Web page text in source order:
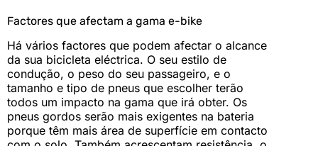
Factores que afectam a gama e-bike
Há vários factores que podem afectar o alcance
da sua bicicleta eléctrica. O seu estilo de
condução, o peso do seu passageiro, e o
tamanho e tipo de pneus que escolher terão
todos um impacto na gama que irá obter. Os
pneus gordos serão mais exigentes na bateria
porque têm mais área de superfície em contacto